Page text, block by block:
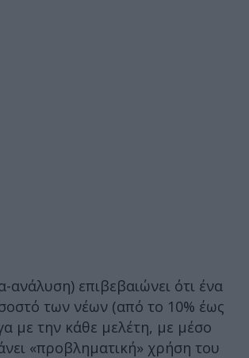
ανάλυση) επιβεβαιώνει ότι ένα
των νέων (από το 10% έως
με την κάθε μελέτη, με μέσο
«προβληματική» χρήση του